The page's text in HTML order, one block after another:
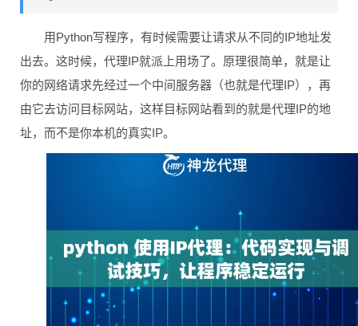
用Python写程序，有时候需要让请求从不同的IP地址发
出去。这时候，代理IP就派上用场了。原理很简单，就是让
你的网络请求先经过一个中间服务器（也就是代理IP），再
由它去访问目标网站，这样目标网站看到的就是代理IP的地
址，而不是你本机的真实IP。